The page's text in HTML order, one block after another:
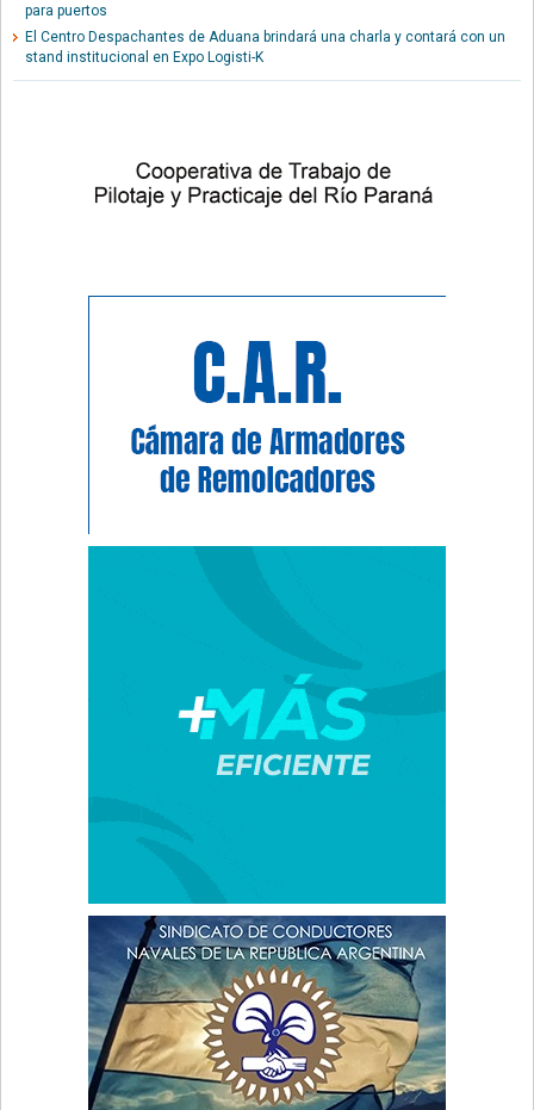
para puertos
El Centro Despachantes de Aduana brindará una charla y contará con un
stand institucional en Expo Logisti-K